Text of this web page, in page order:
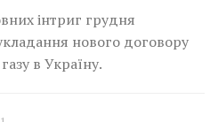
інтриг грудня
нового договору
в Україну.